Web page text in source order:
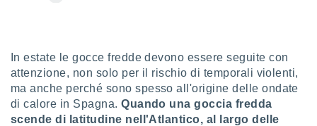
di
di
In estate le gocce fredde devono essere seguite con
attenzione, non solo per il rischio di temporali violenti,
ma anche perché sono spesso all'origine delle ondate
di calore in Spagna.Quando una goccia fredda
scende di latitudine nell'Atlantico, al largo delle